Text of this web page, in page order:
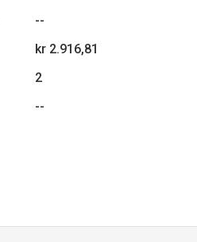
--
kr 2.916,81
2
--